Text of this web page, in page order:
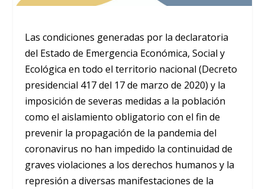
Las condiciones generadas por la declaratoria
del Estado de Emergencia Económica, Social y
Ecológica en todo el territorio nacional (Decreto
presidencial 417 del 17 de marzo de 2020) y la
imposición de severas medidas a la población
como el aislamiento obligatorio con el fin de
prevenir la propagación de la pandemia del
coronavirus no han impedido la continuidad de
graves violaciones a los derechos humanos y la
represión a diversas manifestaciones de la